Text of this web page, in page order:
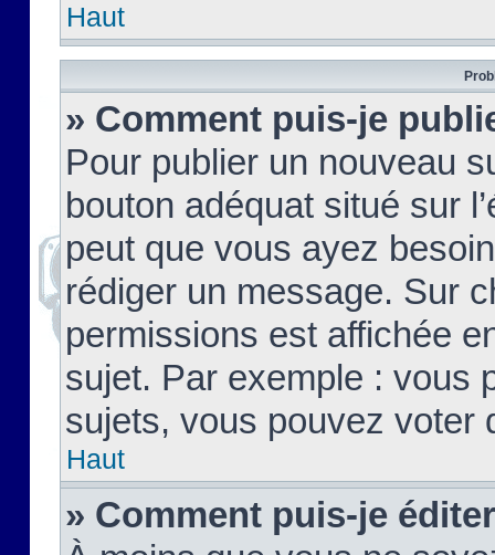
Haut
» Comment puis-je
Pour publier un nouveau
bouton adéquat situé sur
peut que vous ayez
rédiger un message. Sur
permissions est affichée
sujet. Par exemple : vous
sujets, vous pouvez voter
Haut
» Comment puis-je